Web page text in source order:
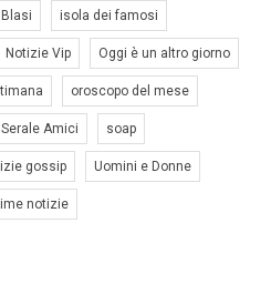
isola dei famosi
Notizie Vip Oggi è un altro giorno
oroscopo del mese
Serale Amici soap
gossip Uomini e Donne
notizie